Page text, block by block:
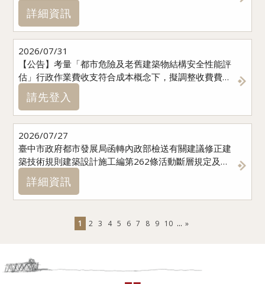
詳細資訊
2026/07/31
【公告】考量「都市危險及老舊建築物結構安全性能評
估」行政作業費收支符合成本概念下，擬調整收費費率
(承辦人#25林金涵)
請先登入
2026/07/27
臺中市政府都市發展局函轉內政部檢送有關建議修正建
築技術規則建築設計施工編第262條活動斷層規定及函
詢歷史地震規模疑義說明(承辦人審圖室蕭邑蓁)
詳細資訊
1 2 3 4 5 6 7 8 9 10 »